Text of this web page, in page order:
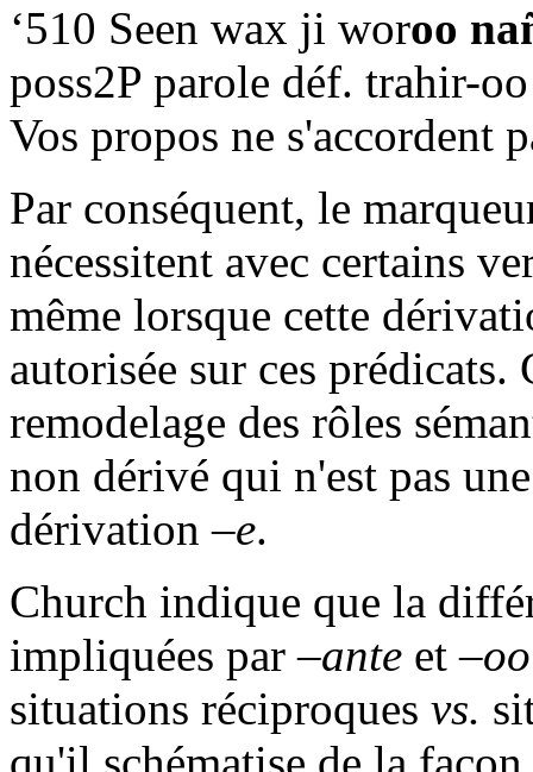
‘510 Seen wax ji woroo
poss2P parole déf. trahir-
Vos propos ne s'accordent
Par conséquent, le
nécessitent avec certains
même lorsque cette
autorisée sur ces
remodelage des rôles
non dérivé qui n'est pas
dérivation–e.
Church indique que la
impliquées par–ante et–oo
situations réciproques vs.